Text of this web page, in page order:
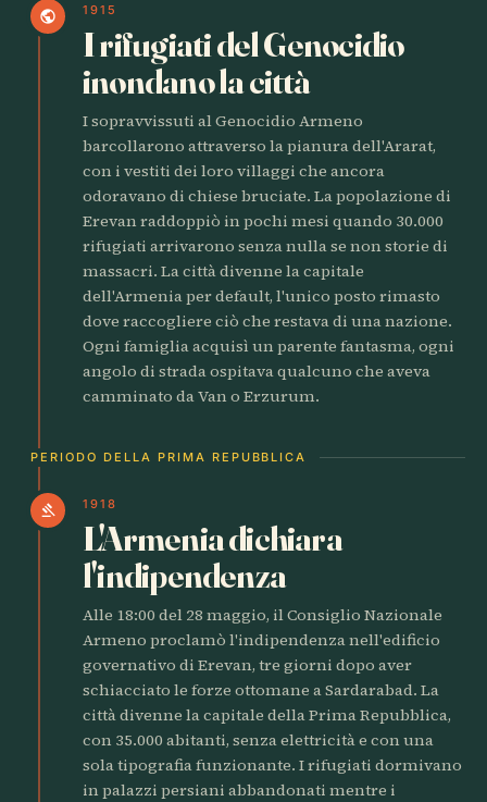
public 1915
I rifugiati del Genocidio
inondano la città
I sopravvissuti al Genocidio Armeno
barcollarono attraverso la pianura dell'Ararat,
con i vestiti dei loro villaggi che ancora
odoravano di chiese bruciate. La popolazione di
Erevan raddoppiò in pochi mesi quando 30.000
rifugiati arrivarono senza nulla se non storie di
massacri. La città divenne la capitale
dell'Armenia per default, l'unico posto rimasto
dove raccogliere ciò che restava di una nazione.
Ogni famiglia acquisì un parente fantasma, ogni
angolo di strada ospitava qualcuno che aveva
camminato da Van o Erzurum.
PERIODO DELLA PRIMA REPUBBLICA
gavel 1918
L'Armenia dichiara
l'indipendenza
Alle 18:00 del 28 maggio, il Consiglio Nazionale
Armeno proclamò l'indipendenza nell'edificio
governativo di Erevan, tre giorni dopo aver
schiacciato le forze ottomane a Sardarabad. La
città divenne la capitale della Prima Repubblica,
con 35.000 abitanti, senza elettricità e con una
sola tipografia funzionante. I rifugiati dormivano
in palazzi persiani abbandonati mentre i